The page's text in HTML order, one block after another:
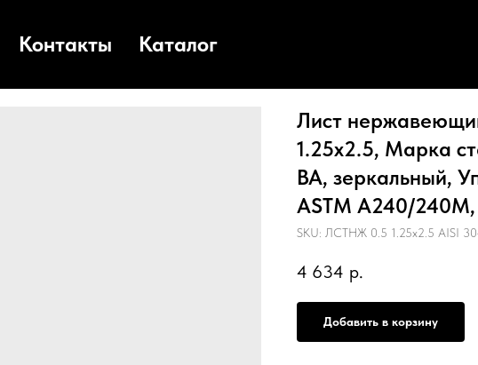
Контакты Каталог
Лист
1.25х2.5, Марка
BA, зеркальный,
ASTM А240/240М,
SKU: ЛСТНЖ 0.5 1.25х2.5 AISI
4 634 р.
Добавить в корзину